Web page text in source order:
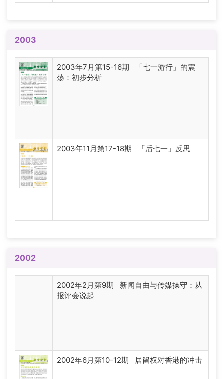
2003
2003年7月第15-16期 「七一游行」的震
荡：初步分析
2003年11月第17-18期 「后七一」反思
2002
2002年2月第9期 新闻自由与传媒操守：从
报评会说起
2002年6月第10-12期 居留权对香港的冲击